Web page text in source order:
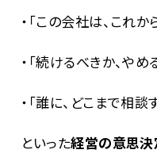
・「この会社は、これ
・「続けるべきか、やめ
・「誰に、どこまで相
といった経営の意思